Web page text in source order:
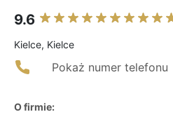
9.6
Kielce, Kielce
Pokaż numer telefonu
O firmie: